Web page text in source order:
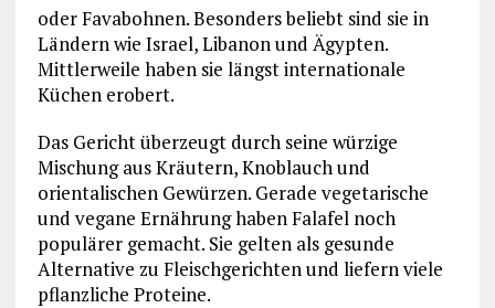
oder Favabohnen. Besonders beliebt sind sie in
Ländern wie Israel, Libanon und Ägypten.
Mittlerweile haben sie längst internationale
Küchen erobert.
Das Gericht überzeugt durch seine würzige
Mischung aus Kräutern, Knoblauch und
orientalischen Gewürzen. Gerade vegetarische
und vegane Ernährung haben Falafel noch
populärer gemacht. Sie gelten als gesunde
Alternative zu Fleischgerichten und liefern viele
pflanzliche Proteine.